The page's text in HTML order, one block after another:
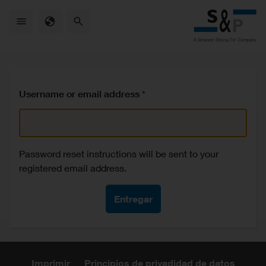
Username or email address
Password reset instructions will be sent to your
registered email address.
Imprimir Principios de privadidad de datos